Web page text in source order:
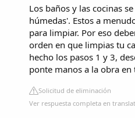
Los baños y las cocinas
húmedas'. Estos a
para limpiar. Por eso
orden en que limpias tu
hecho los pasos 1 y 3,
ponte manos a la obra en
Solicitud de eliminación
Ver respuesta completa en